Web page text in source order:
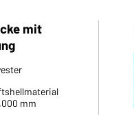
mit
mm